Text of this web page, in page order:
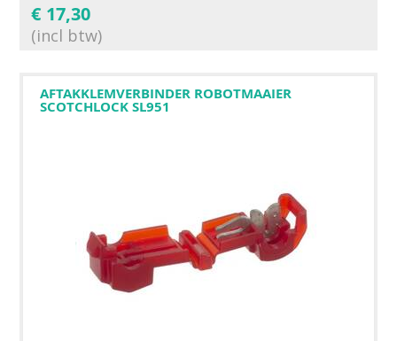
€ 17,30
(incl btw)
AFTAKKLEMVERBINDER ROBOTMAAIER
SCOTCHLOCK SL951